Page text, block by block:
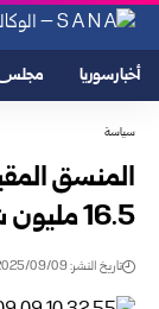
أخبار سوريا
سياسة
المنسق
16.5 مليون شخص بحاجة لمساعدات إنسانية
تاريخ النشر: 2025/09/09 11:01 صباحًا